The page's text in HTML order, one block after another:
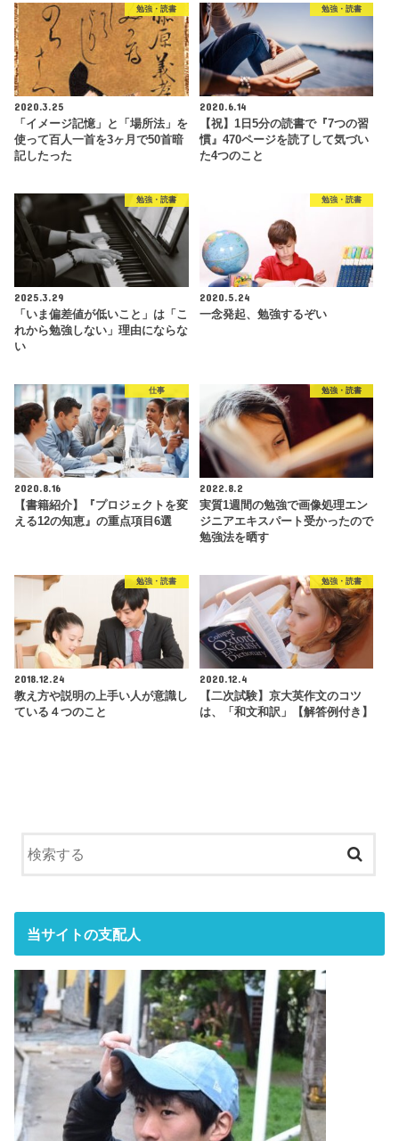
勉強・読書
2020.3.25
「イメージ記憶」と「場所法」を
使って百人一首を3ヶ月で50首暗
記したった
勉強・読書
2020.6.14
【祝】1日5分の読書で『7つの習
慣』470ページを読了して気づい
た4つのこと
勉強・読書
2025.3.29
「いま偏差値が低いこと」は「こ
れから勉強しない」理由にならな
い
勉強・読書
2020.5.24
一念発起、勉強するぞい
仕事
2020.8.16
【書籍紹介】『プロジェクトを変
える12の知恵』の重点項目6選
勉強・読書
2022.8.2
実質1週間の勉強で画像処理エン
ジニアエキスパート受かったので
勉強法を晒す
勉強・読書
2018.12.24
教え方や説明の上手い人が意識し
ている４つのこと
勉強・読書
2020.12.4
【二次試験】京大英作文のコツ
は、「和文和訳」【解答例付き】
当サイトの支配人